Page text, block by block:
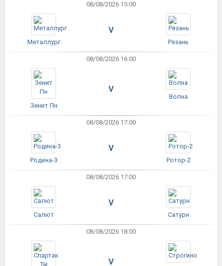
08/08/2026 15:00
Металлург
V
Рязань
08/08/2026 16:00
Зенит Пн
V
Волна
08/08/2026 17:00
Родина-3
V
Ротор-2
08/08/2026 17:00
Салют
V
Сатурн
08/08/2026 18:00
V